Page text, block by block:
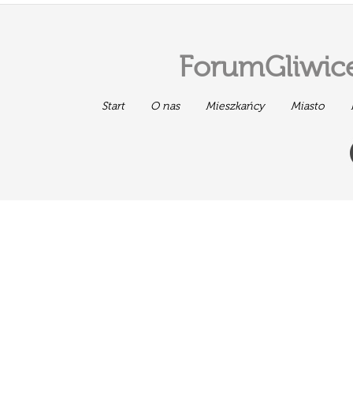
Start O nas Mieszkańcy Miasto